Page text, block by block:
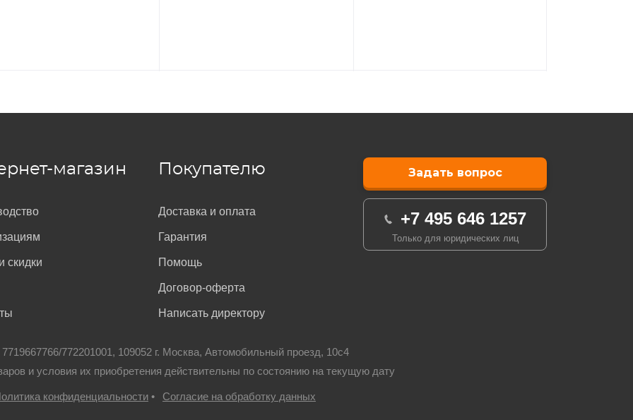
магазин
скидки
Покупателю
Доставка и оплата
Гарантия
Помощь
Договор-оферта
Написать директору
Задать вопрос
+7 495 646 1257
Только для юридических лиц
772201001, 109052 г. Москва, Автомобильный проезд, 10с4
и условия их приобретения действительны по состоянию на текущую дату
конфиденциальности • Согласие на обработку данных